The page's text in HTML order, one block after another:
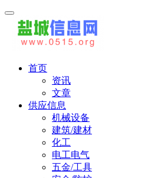
首页
资讯
文章
供应信息
机械设备
建筑/建材
化工
电工电气
五金/工具